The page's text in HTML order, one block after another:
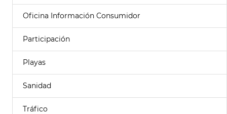
Oficina Información Consumidor
Participación
Playas
Sanidad
Tráfico